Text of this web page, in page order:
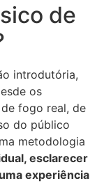
de
introdutória,
os
fogo real, de
do público
metodologia
esclarecer
experiência